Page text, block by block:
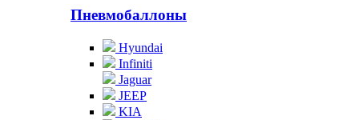
Пневмобаллоны
Hyundai
Infiniti
Jaguar
JEEP
KIA